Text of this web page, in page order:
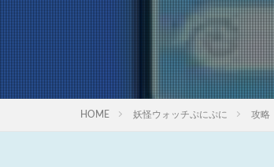
HOME 妖怪ウォッチぷにぷに 攻略